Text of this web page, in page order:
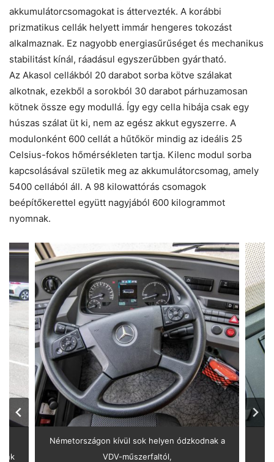
akkumulátorcsomagokat is áttervezték. A korábbi
prizmatikus cellák ­helyett immár hengeres tokozást
alkalmaznak. Ez ­nagyobb energiasűrűséget és mechanikus
stabilitást kínál, ráadásul egyszerűbben gyártható.
Az Akasol cellákból 20 darabot sorba kötve szálakat
alkotnak, ezekből a sorokból 30 darabot párhuzamosan
kötnek össze egy modullá. Így egy cella hibája csak egy
húszas szálat üt ki, nem az egész akkut egyszerre. A
modulonként 600 cellát a hűtőkör mindig az ideális 25
Celsius-­fokos hőmérsékleten tartja. Kilenc modul sorba
kapcsolásával születik meg az akkumulátorcsomag, amely
5400 cellából áll. A 98 kilowattórás csomagok
beépítőkerettel együtt nagyjából 600 kilogrammot
nyomnak.
Németországon kívül sok helyen ódzkodnak a
VDV-műszerfaltól,